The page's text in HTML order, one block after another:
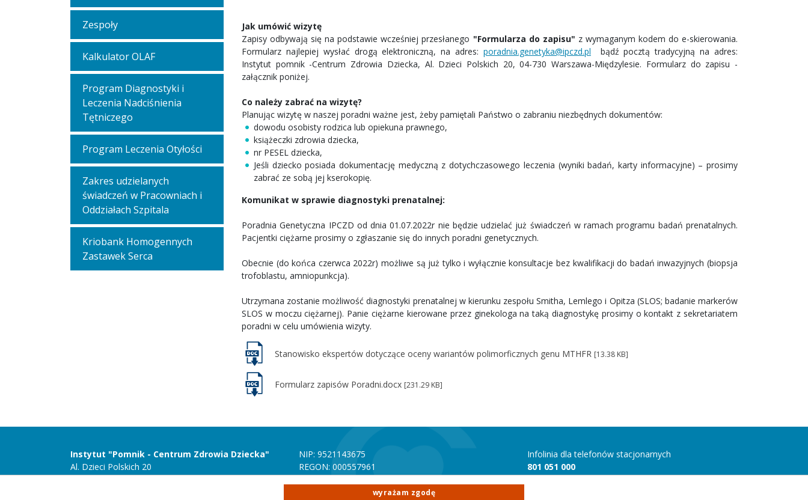
Zespoły
Kalkulator OLAF
Program Diagnostyki i
Leczenia Nadciśnienia
Tętniczego
Program Leczenia Otyłości
Zakres udzielanych
świadczeń w Pracowniach i
Oddziałach Szpitala
Kriobank Homogennych
Zastawek Serca
Jak umówić wizytę
Zapisy odbywają się na podstawie wcześniej przesłanego "Formularza do zapisu" z wymaganym kodem do e-skierowania.
Formularz najlepiej wysłać drogą elektroniczną, na adres: poradnia.genetyka@ipczd.pl bądź pocztą tradycyjną na adres:
Instytut pomnik -Centrum Zdrowia Dziecka, Al. Dzieci Polskich 20, 04-730 Warszawa-Międzylesie. Formularz do zapisu -
załącznik poniżej.
Co należy zabrać na wizytę?
Planując wizytę w naszej poradni ważne jest, żeby pamiętali Państwo o zabraniu niezbędnych dokumentów:
dowodu osobisty rodzica lub opiekuna prawnego,
książeczki zdrowia dziecka,
nr PESEL dziecka,
Jeśli dziecko posiada dokumentację medyczną z dotychczasowego leczenia (wyniki badań, karty informacyjne) – prosimy
zabrać ze sobą jej kserokopię.
Komunikat w sprawie diagnostyki prenatalnej:
Poradnia Genetyczna IPCZD od dnia 01.07.2022r nie będzie udzielać już świadczeń w ramach programu badań prenatalnych.
Pacjentki ciężarne prosimy o zgłaszanie się do innych poradni genetycznych.
Obecnie (do końca czerwca 2022r) możliwe są już tylko i wyłącznie konsultacje bez kwalifikacji do badań inwazyjnych (biopsja
trofoblastu, amniopunkcja).
Utrzymana zostanie możliwość diagnostyki prenatalnej w kierunku zespołu Smitha, Lemlego i Opitza (SLOS; badanie markerów
SLOS w moczu ciężarnej). Panie ciężarne kierowane przez ginekologa na taką diagnostykę prosimy o kontakt z sekretariatem
poradni w celu umówienia wizyty.
Stanowisko ekspertów dotyczące oceny wariantów polimorficznych genu MTHFR [13.38 KB]
Formularz zapisów Poradni.docx [231.29 KB]
Instytut "Pomnik - Centrum Zdrowia Dziecka"
Al. Dzieci Polskich 20
04-730 Warszawa
NIP: 9521143675
REGON: 000557961
Numer rachunku bankowego mBANK 70 1140 1010
0000 4356 9500 1001
Infolinia dla telefonów stacjonarnych
801 051 000
Infolinia dla telefonów komórkowych
wyrażam zgodę